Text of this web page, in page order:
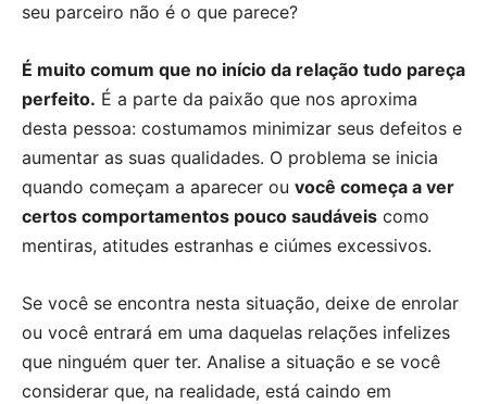
seu parceiro não é o que parece?
É muito comum que no início da relação tudo pareça
perfeito. É a parte da paixão que nos aproxima
desta pessoa: costumamos minimizar seus defeitos e
aumentar as suas qualidades. O problema se inicia
quando começam a aparecer ou você começa a ver
certos comportamentos pouco saudáveis como
mentiras, atitudes estranhas e ciúmes excessivos.
Se você se encontra nesta situação, deixe de enrolar
ou você entrará em uma daquelas relações infelizes
que ninguém quer ter. Analise a situação e se você
considerar que, na realidade, está caindo em